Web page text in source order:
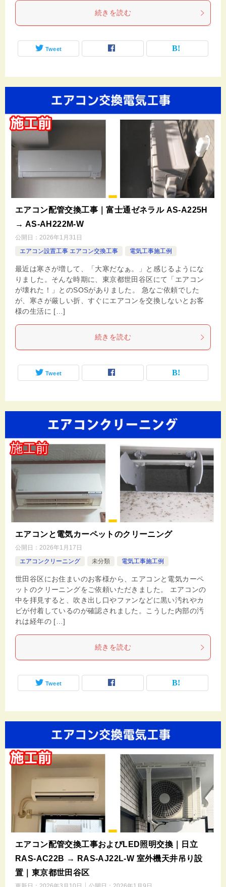
続きを読む
Tweet
エアコン配管交換工事｜富士通ゼネラル AS-A225H
→ AS-AH222M-W
公開日： 2026年1月31日
エアコン設置工事 エアコン交換工事
電気工事施工例
最近は寒さが増して、「大寒だなぁ。」と感じるようにな
りました。そんな時期に、東京都世田谷区にて「エアコン
が壊れた！」とのSOSがありました。 急なご依頼でした
が、寒さが厳しい折、すぐにエアコンを交換しないとお客
様の生活に […]
続きを読む
Tweet
エアコンと電気カーペットのクリーニング
公開日： 2026年1月17日
エアコンクリーニング
未分類 電気工事施工例
世田谷区にお住まいのお客様から、エアコンと電気カーペ
ットのクリーニングをご依頼いただきました。 エアコンの
中を拝見すると、吹き出し口やファンなどに黒い汚れやカ
ビが付着しているのが確認されました。こうした内部の汚
れは経年の […]
続きを読む
Tweet
エアコン配管交換工事およびLED照明交換｜日立
RAS-AC22B → RAS-AJ22L-W 室外機天井吊り設
置｜東京都世田谷区